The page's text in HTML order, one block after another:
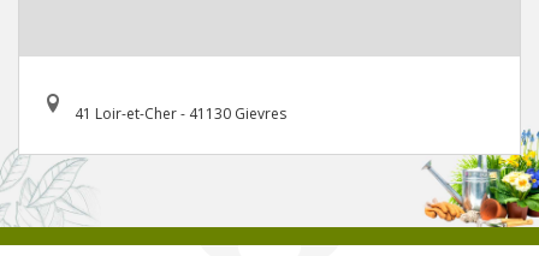
41 Loir-et-Cher - 41130 Gievres